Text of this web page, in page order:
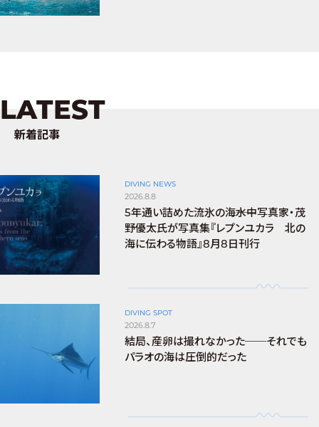
LATEST
新着記事
DIVING NEWS
2026.8.8
5年通い詰めた流氷の海――水中写真家・茂
野優太氏が写真集『レプンユカラ 北の
海に伝わる物語』8月8日刊行
DIVING SPOT
2026.8.7
結局、産卵は撮れなかった──それでも
パラオの海は圧倒的だった